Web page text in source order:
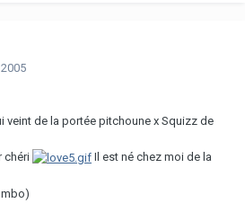
veint de la portée pitchoune x Squizz de
chéri
Il est né chez moi de la